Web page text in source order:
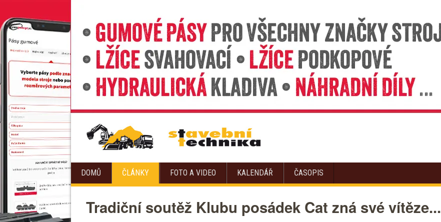
DOMŮ ČLÁNKY FOTO A VIDEO KALENDÁŘ ČASOPIS
Tradiční soutěž Klubu posádek Cat zná své vítěze...